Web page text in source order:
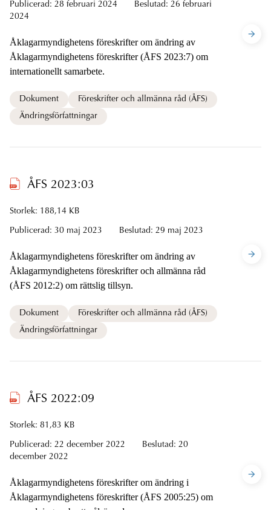
Publicerad: 28 februari 2024 Beslutad: 26 februari
2024
Åklagarmyndighetens föreskrifter om ändring av
Åklagarmyndighetens föreskrifter (ÅFS 2023:7) om
internationellt samarbete.
Dokument
Föreskrifter och allmänna råd (ÅFS)
Ändringsförfattningar
ÅFS 2023:03
Storlek: 188,14 KB
Publicerad: 30 maj 2023 Beslutad: 29 maj 2023
Åklagarmyndighetens föreskrifter om ändring av
Åklagarmyndighetens föreskrifter och allmänna råd
(ÅFS 2012:2) om rättslig tillsyn.
Dokument
Föreskrifter och allmänna råd (ÅFS)
Ändringsförfattningar
ÅFS 2022:09
Storlek: 81,83 KB
Publicerad: 22 december 2022 Beslutad: 20
december 2022
Åklagarmyndighetens föreskrifter om ändring i
Åklagarmyndighetens föreskrifter (ÅFS 2005:25) om